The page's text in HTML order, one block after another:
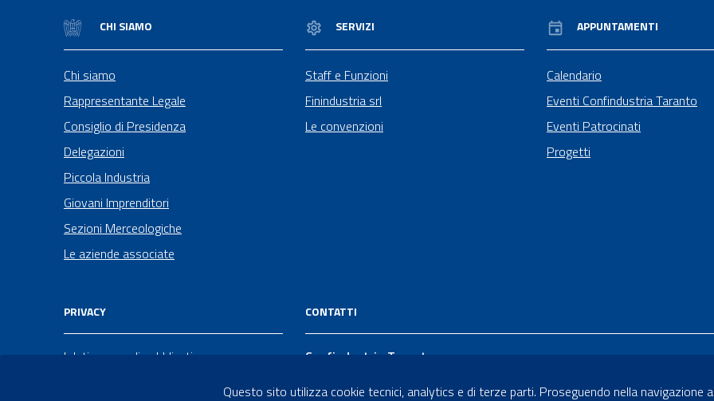
CHI SIAMO
Chi siamo
Rappresentante Legale
Consiglio di Presidenza
Delegazioni
Piccola Industria
Giovani Imprenditori
Sezioni Merceologiche
Le aziende associate
SERVIZI
Staff e Funzioni
Finindustria srl
Le convenzioni
APPUNTAMENTI
Calendario
Eventi Confindustria Taranto
Eventi Patrocinati
Progetti
PRIVACY
I dati personali pubblicati sono
dalla direttiva comunitaria 2003/98/CE e
CONTATTI
Confindustria Taranto
Taranto - 74121
Questo sito utilizza cookie tecnici, analytics e di terze parti. Proseguendo nella navigazione